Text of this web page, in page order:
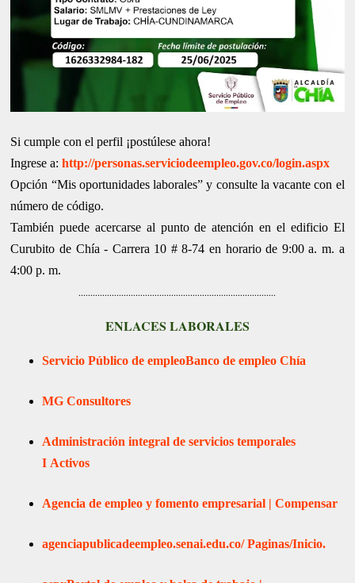
Si cumple con el perfil ¡postúlese ahora!
Ingrese a:http://personas.serviciodeempleo.gov.co/login.aspx
Opción “Mis oportunidades laborales” y consulte la vacante con el
número de código.
También puede acercarse al punto de atención en el edificio El
Curubito de Chía - Carrera 10 # 8-74 en horario de 9:00 a. m. a
4:00 p. m.
...................................................................................
ENLACES LABORALES
Servicio Público de empleoBanco de empleo Chía
MG Consultores
Administración integral de servicios temporales
I Activos
Agencia de empleo y fomento empresarial | Compensar
agenciapublicadeempleo.senai.edu.co/Paginas/Inicio.